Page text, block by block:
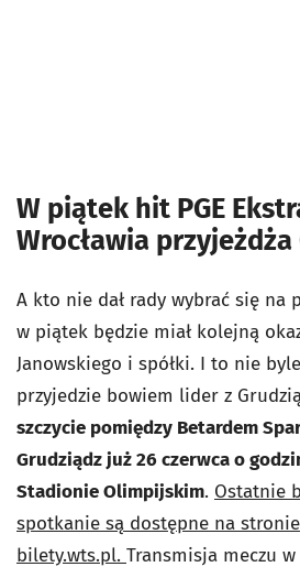
W piątek hit PGE
Wrocławia
A kto nie dał rady wybrać się na
w piątek będzie miał kolejną
Janowskiego i spółki. I to nie
przyjedzie bowiem lider z
szczycie pomiędzy Betardem
Grudziądz już 26 czerwca o
Stadionie Olimpijskim. Ostatnie
spotkanie są dostępne na stronie
bilety.wts.pl. Transmisja meczu